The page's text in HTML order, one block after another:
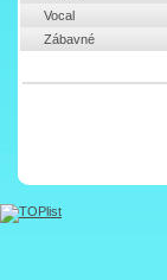
Vocal
Zábavné